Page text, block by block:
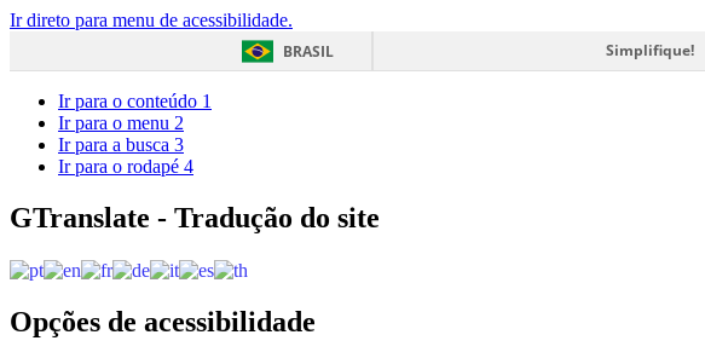
Ir direto para menu de acessibilidade.
BRASIL
Simplifique!
Ir para o conteúdo 1
Ir para o menu 2
Ir para a busca 3
Ir para o rodapé 4
GTranslate - Tradução do site
Opções de acessibilidade